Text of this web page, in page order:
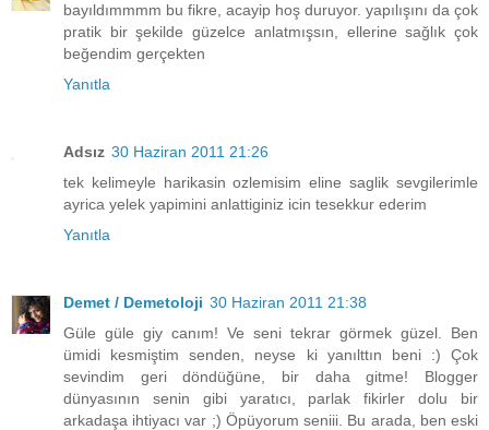
bayıldımmmm bu fikre, acayip hoş duruyor. yapılışını da çok
pratik bir şekilde güzelce anlatmışsın, ellerine sağlık çok
beğendim gerçekten
Yanıtla
Adsız 30 Haziran 2011 21:26
tek kelimeyle harikasin ozlemisim eline saglik sevgilerimle
ayrica yelek yapimini anlattiginiz icin tesekkur ederim
Yanıtla
Demet / Demetoloji 30 Haziran 2011 21:38
Güle güle giy canım! Ve seni tekrar görmek güzel. Ben
ümidi kesmiştim senden, neyse ki yanılttın beni :) Çok
sevindim geri döndüğüne, bir daha gitme! Blogger
dünyasının senin gibi yaratıcı, parlak fikirler dolu bir
arkadaşa ihtiyacı var ;) Öpüyorum seniii. Bu arada, ben eski